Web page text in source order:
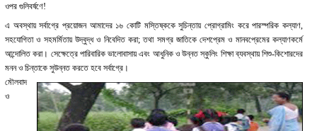
ওপর গুলিবর্ষণে!
এ অবস্থায় সর্বাগ্রে প্রয়োজন আমাদের ১৬ কোটি মস্তিষ্ককে সুচিন্তায় প্রোগ্রামিং করে পারস্পরিক কল্যাণ,
সহযোগিতা ও সহমর্মিতায় উদ্বুদ্ধ ও নিবেদিত করা; তথা সমগ্র জাতিকে দেশপ্রেম ও মানবপ্রেমের কল্যাণকর্মে
আন্দোলিত করা। সেক্ষেত্রে পারিবারিক ভালোবাসায় এবং আধুনিক ও উন্নত স্কুলিং শিক্ষা ব্যবস্থায় শিশু-কিশোরদের
মনন ও চিন্তাকে সুউন্নত করতে হবে সর্বাগ্রে।
মৌলবাদ
ও